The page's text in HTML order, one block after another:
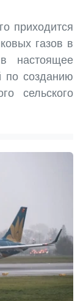
приходится
газов в
настоящее
по созданию
сельского